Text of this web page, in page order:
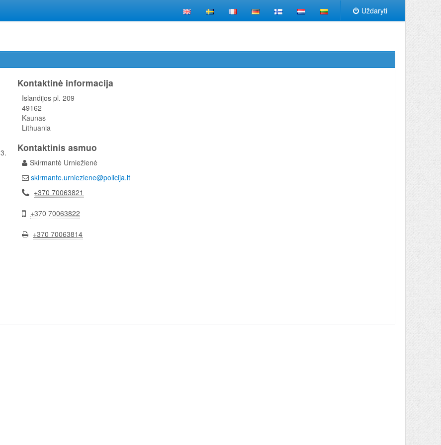
Uždaryti
Kontaktinė informacija
Islandijos pl. 209
49162
Kaunas
Lithuania
Kontaktinis asmuo
Skirmantė Urniežienė
skirmante.urnieziene@policija.lt
+370 70063821
+370 70063822
+370 70063814